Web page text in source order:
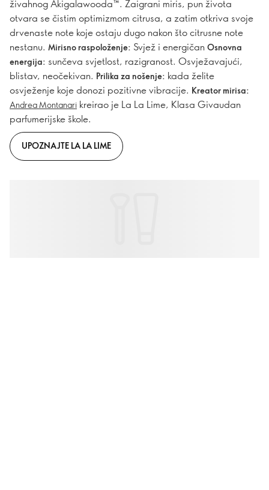
živahnog Akigalawooda™. Zaigrani miris, pun života
otvara se čistim optimizmom citrusa, a zatim otkriva svoje
drvenaste note koje ostaju dugo nakon što citrusne note
nestanu. Mirisno raspoloženje: Svjež i energičan Osnovna
energija: sunčeva svjetlost, razigranost. Osvježavajući,
blistav, neočekivan. Prilika za nošenje: kada želite
osvježenje koje donozi pozitivne vibracije. Kreator mirisa:
Andrea Montanari kreirao je La La Lime, Klasa Givaudan
parfumerijske škole.
UPOZNAJTE LA LA LIME